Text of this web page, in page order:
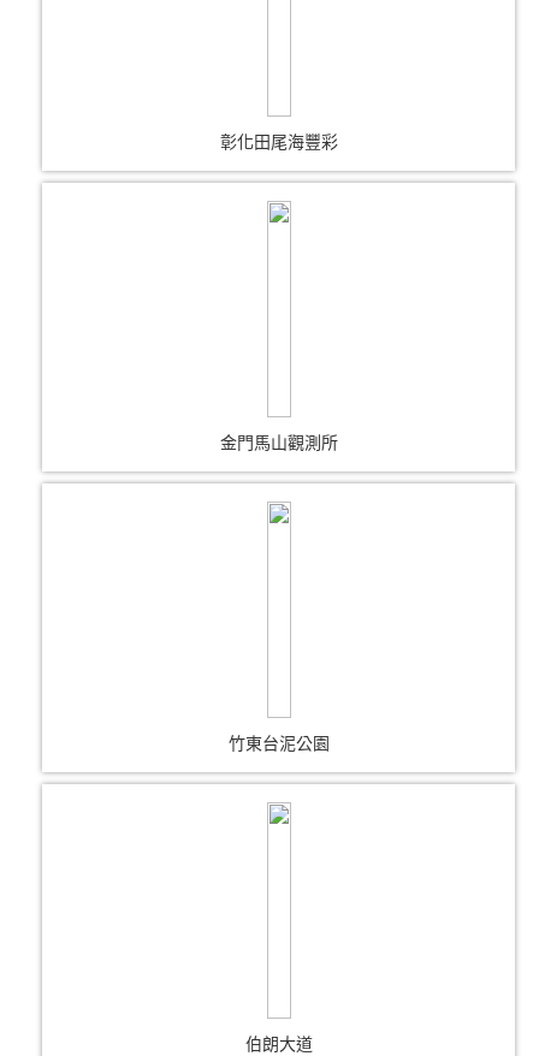
彰化田尾海豐彩
金門馬山觀測所
竹東台泥公園
伯朗大道